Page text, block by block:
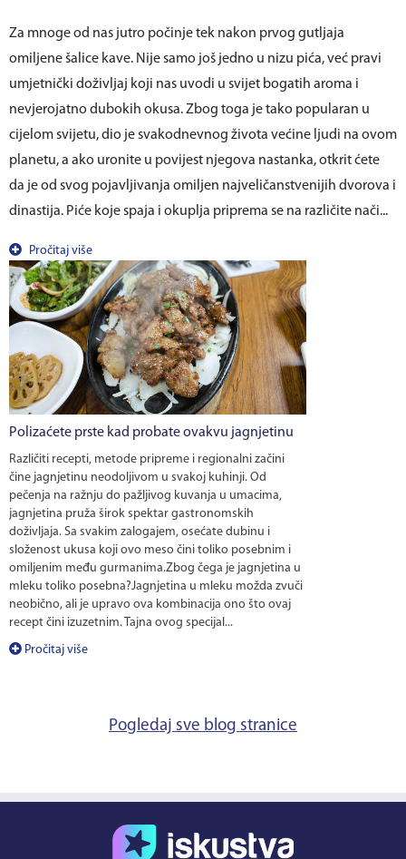
Za mnoge od nas jutro počinje tek nakon prvog gutljaja
omiljene šalice kave. Nije samo još jedno u nizu pića, već pravi
umjetnički doživljaj koji nas uvodi u svijet bogatih aroma i
nevjerojatno dubokih okusa. Zbog toga je tako popularan u
cijelom svijetu, dio je svakodnevnog života većine ljudi na ovom
planetu, a ako uronite u povijest njegova nastanka, otkrit ćete
da je od svog pojavljivanja omiljen najveličanstvenijih dvorova i
dinastija. Piće koje spaja i okuplja priprema se na različite nači...
Pročitaj više
Polizaćete prste kad probate ovakvu jagnjetinu
Različiti recepti, metode pripreme i regionalni začini
čine jagnjetinu neodoljivom u svakoj kuhinji. Od
pečenja na ražnju do pažljivog kuvanja u umacima,
jagnjetina pruža širok spektar gastronomskih
doživljaja. Sa svakim zalogajem, osećate dubinu i
složenost ukusa koji ovo meso čini toliko posebnim i
omiljenim među gurmanima.Zbog čega je jagnjetina u
mleku toliko posebna?Jagnjetina u mleku možda zvuči
neobično, ali je upravo ova kombinacija ono što ovaj
recept čini izuzetnim. Tajna ovog specijal...
Pročitaj više
Pogledaj sve blog stranice